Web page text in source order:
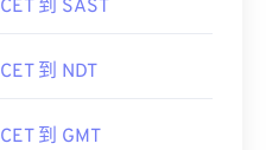
CET 到 SAST
CET 到 NDT
CET 到 GMT